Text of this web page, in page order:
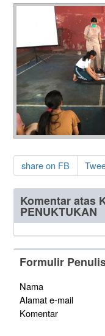
share on FB
Komentar atas
PENUKTUKAN
Formulir
Nama
Alamat e-mail
Komentar